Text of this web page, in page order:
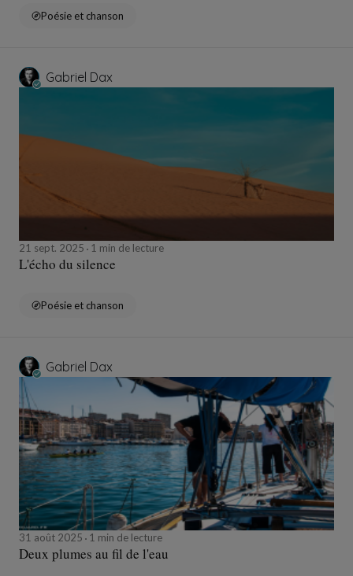
Poésie et chanson
Gabriel Dax
21 sept. 2025 1 min de lecture
L'écho du silence
Poésie et chanson
Gabriel Dax
31 août 2025 1 min de lecture
Deux plumes au fil de l'eau